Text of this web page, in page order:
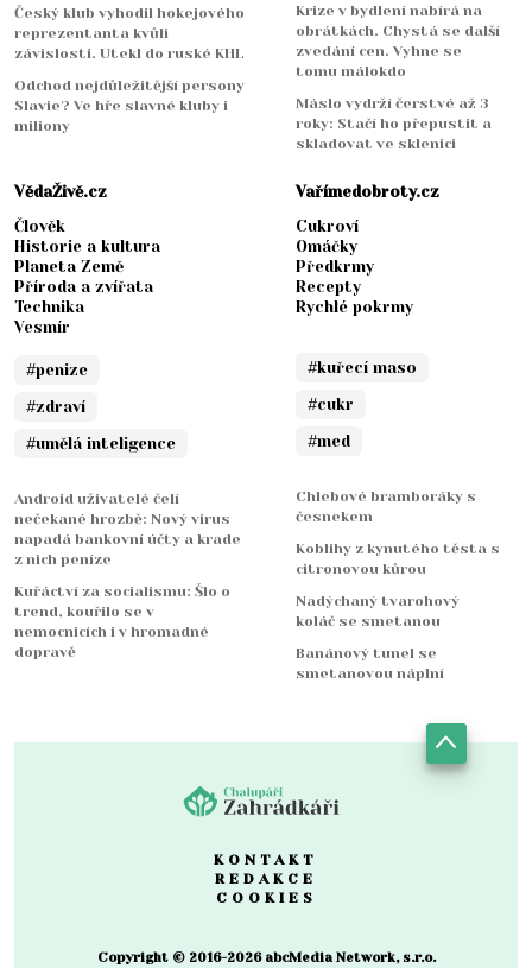
Český klub vyhodil hokejového
reprezentanta kvůli
závislosti. Utekl do ruské KHL
Odchod nejdůležitější persony
Slavie? Ve hře slavné kluby i
miliony
Krize v bydlení nabírá na
obrátkách. Chystá se další
zvedání cen. Vyhne se
tomu málokdo
Máslo vydrží čerstvé až 3
roky: Stačí ho přepustit a
skladovat ve sklenici
VědaŽivě.cz
Člověk
Historie a kultura
Planeta Země
Příroda a zvířata
Technika
Vesmír
#penize
#zdraví
#umělá inteligence
Android uživatelé čelí
nečekané hrozbě: Nový virus
napadá bankovní účty a krade
z nich peníze
Kuřáctví za socialismu: Šlo o
trend, kouřilo se v
nemocnicích i v hromadné
dopravě
Vařímedobroty.cz
Cukroví
Omáčky
Předkrmy
Recepty
Rychlé pokrmy
#kuřecí maso
#cukr
#med
Chlebové bramboráky s
česnekem
Koblihy z kynutého těsta s
citronovou kůrou
Nadýchaný tvarohový
koláč se smetanou
Banánový tunel se
smetanovou náplní
KONTAKT
REDAKCE
COOKIES
Copyright © 2016-2026 abcMedia Network, s.r.o.